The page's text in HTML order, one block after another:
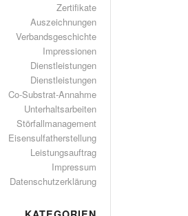
Zertifikate
Auszeichnungen
Verbandsgeschichte
Impressionen
Dienstleistungen
Dienstleistungen
Co-Substrat-Annahme
Unterhaltsarbeiten
Störfallmanagement
Eisensulfatherstellung
Leistungsauftrag
Impressum
Datenschutzerklärung